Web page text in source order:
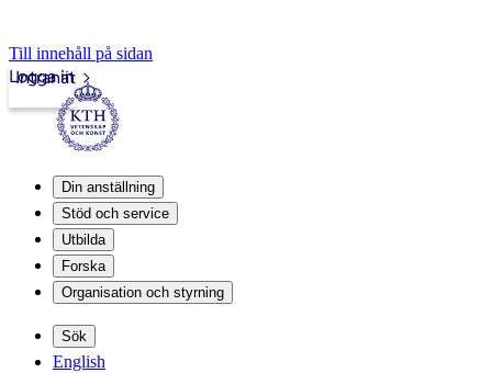
Till innehåll på sidan
Intranät
Logga in
Din anställning
Stöd och service
Utbilda
Forska
Organisation och styrning
Sök
English